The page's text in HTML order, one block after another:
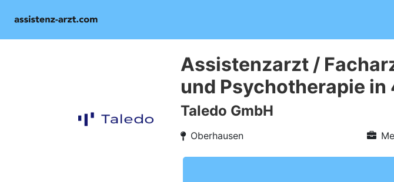
Assistenzarzt /
und Psychotherapie
Taledo GmbH
Oberhausen